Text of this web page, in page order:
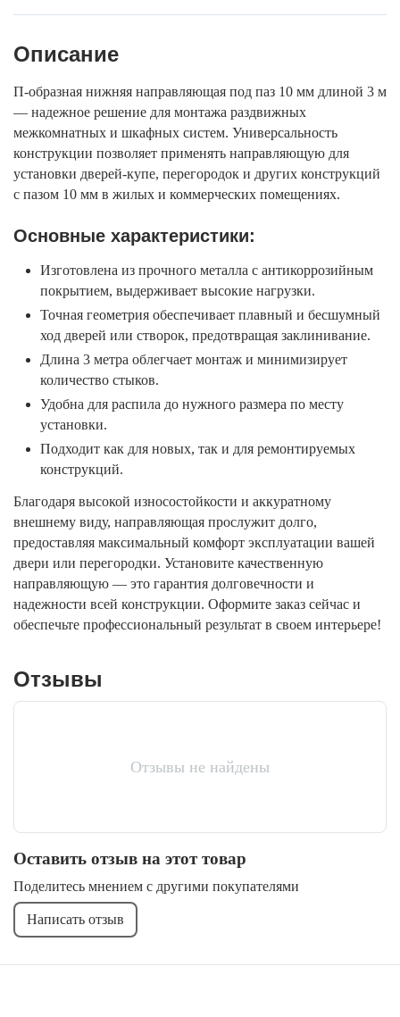
Описание
П-образная нижняя направляющая под паз 10 мм длиной 3 м
— надежное решение для монтажа раздвижных
межкомнатных и шкафных систем. Универсальность
конструкции позволяет применять направляющую для
установки дверей-купе, перегородок и других конструкций
с пазом 10 мм в жилых и коммерческих помещениях.
Основные характеристики:
Изготовлена из прочного металла с антикоррозийным
покрытием, выдерживает высокие нагрузки.
Точная геометрия обеспечивает плавный и бесшумный
ход дверей или створок, предотвращая заклинивание.
Длина 3 метра облегчает монтаж и минимизирует
количество стыков.
Удобна для распила до нужного размера по месту
установки.
Подходит как для новых, так и для ремонтируемых
конструкций.
Благодаря высокой износостойкости и аккуратному
внешнему виду, направляющая прослужит долго,
предоставляя максимальный комфорт эксплуатации вашей
двери или перегородки. Установите качественную
направляющую — это гарантия долговечности и
надежности всей конструкции. Оформите заказ сейчас и
обеспечьте профессиональный результат в своем интерьере!
Отзывы
Отзывы не найдены
Оставить отзыв на этот товар
Поделитесь мнением с другими покупателями
Написать отзыв